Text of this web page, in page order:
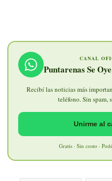
CANAL
Puntarenas Se
Recibí las noticias más
teléfono. Sin spam,
Unirme al
Gratis · Sin costo ·